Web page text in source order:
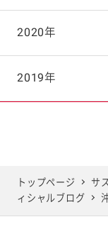
2025年8月
2025年7月
2025年4月
2024年9月
2024年8月
2024年5月
2023年10月
2023年9月
2023年6月
2022年11月
2022年10月
2022年7月
2021年12月
2021年11月
2021年8月
2020年
2020年12月
2020年9月
2019年
2019年10月
トップページ サ
ィシャルブログ